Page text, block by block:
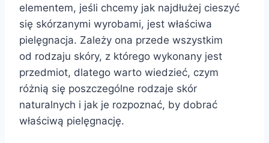
elementem, jeśli chcemy jak najdłużej cieszyć
się skórzanymi wyrobami, jest właściwa
pielęgnacja. Zależy ona przede wszystkim
od rodzaju skóry, z którego wykonany jest
przedmiot, dlatego warto wiedzieć, czym
różnią się poszczególne rodzaje skór
naturalnych i jak je rozpoznać, by dobrać
właściwą pielęgnację.